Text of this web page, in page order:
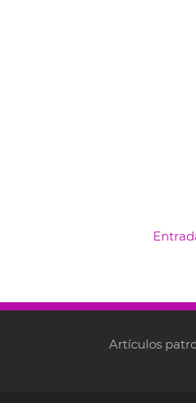
Artículos